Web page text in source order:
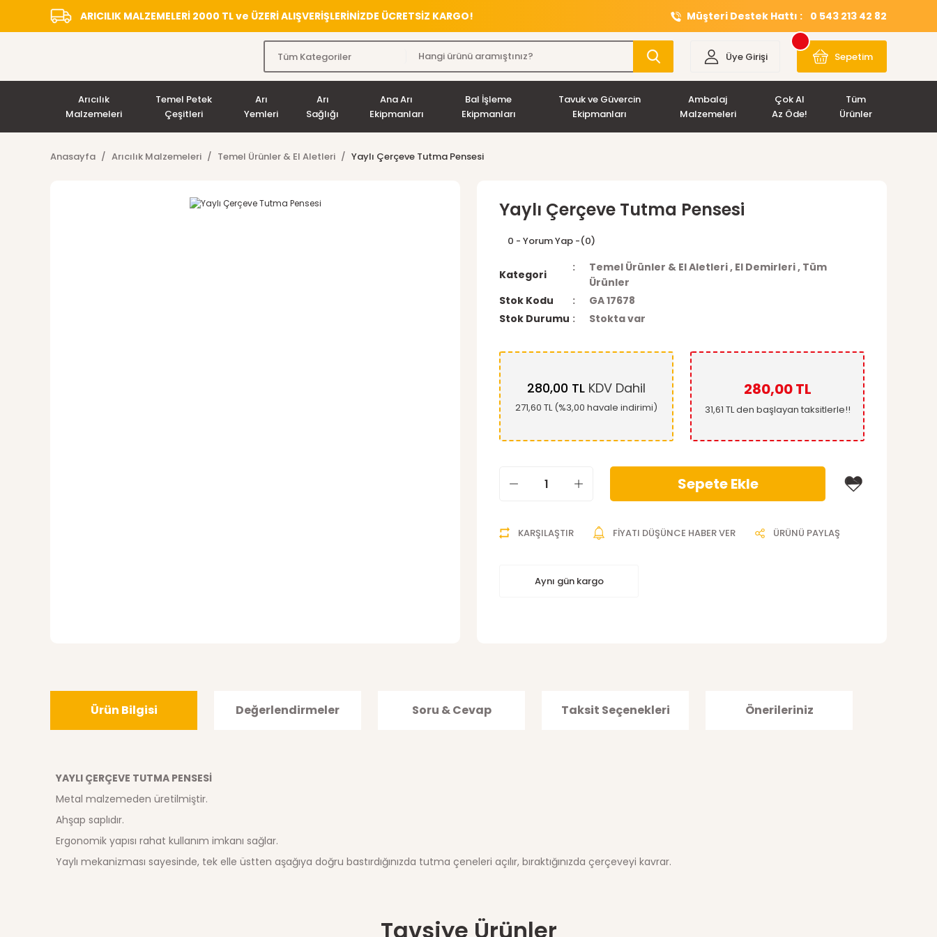
ARICILIK MALZEMELERİ 2000 TL ve ÜZERİ ALIŞVERİŞLERİNİZDE ÜCRETSİZ KARGO! Müşteri Destek Hattı : 0 543 213 42 82
Üye Girişi Sepetim
Arıcılık
Malzemeleri
Temel Petek
Çeşitleri
Arı
Yemleri
Arı
Sağlığı
Ana Arı
Ekipmanları
Bal İşleme
Ekipmanları
Tavuk ve Güvercin
Ekipmanları
Ambalaj
Malzemeleri
Çok Al
Az Öde!
Tüm
Ürünler
Anasayfa Arıcılık Malzemeleri Temel Ürünler & El Aletleri Yaylı Çerçeve Tutma Pensesi
Yaylı Çerçeve Tutma Pensesi
0 - Yorum Yap -(0)
Kategori
Temel Ürünler & El Aletleri, El Demirleri, Tüm
Ürünler
Stok Kodu
GA 17678
Stok Durumu
Stokta var
280,00 TL KDV Dahil
271,60 TL (%3,00 havale indirimi)
280,00 TL
31,61 TL den başlayan taksitlerle!!
Sepete Ekle
KARŞILAŞTIR FİYATI DÜŞÜNCE HABER VER ÜRÜNÜ PAYLAŞ
Aynı gün kargo
Ürün Bilgisi Değerlendirmeler Soru & Cevap Taksit Seçenekleri Önerileriniz
YAYLI ÇERÇEVE TUTMA PENSESİ
Metal malzemeden üretilmiştir.
Ahşap saplıdır.
Ergonomik yapısı rahat kullanım imkanı sağlar.
Yaylı mekanizması sayesinde, tek elle üstten aşağıya doğru bastırdığınızda tutma çeneleri açılır, bıraktığınızda çerçeveyi kavrar.
Bu ürünün fiyat bilgisi, resim, ürün açıklamalarında ve diğer konularda yetersiz gördüğünüz noktaları öneri formunu kullanarak tarafımıza iletebilirsiniz.
Tavsiye Ürünler